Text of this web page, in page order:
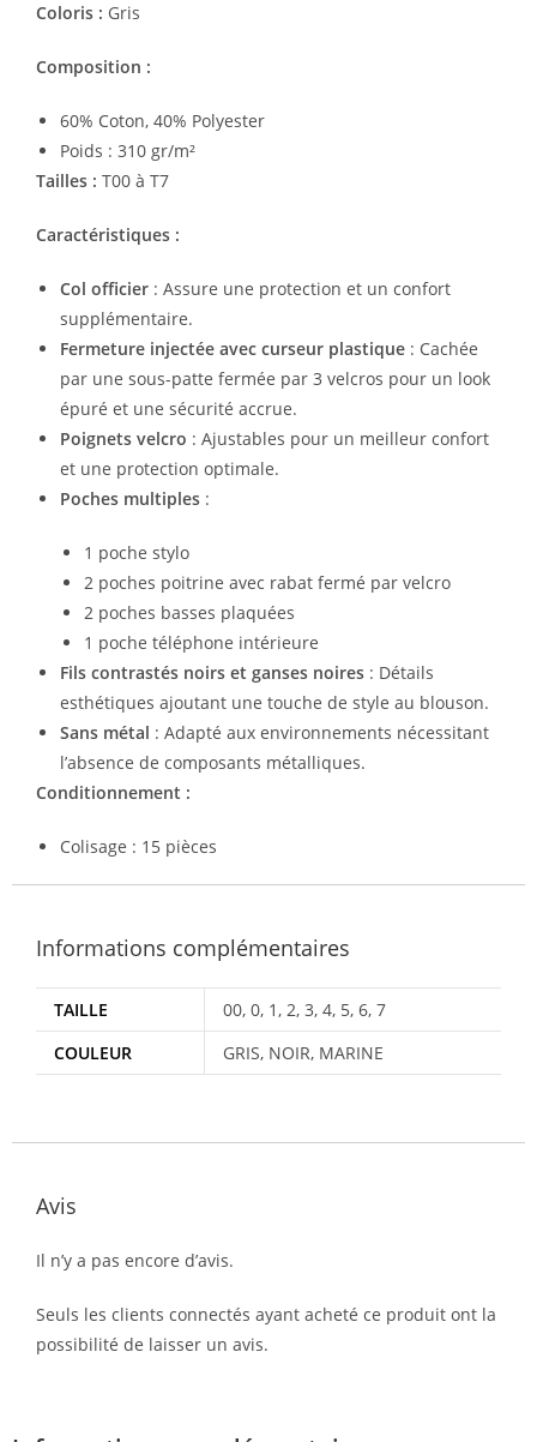
Coloris : Gris
Composition :
60% Coton, 40% Polyester
Poids : 310 gr/m²
Tailles : T00 à T7
Caractéristiques :
Col officier : Assure une protection et un confort
supplémentaire.
Fermeture injectée avec curseur plastique : Cachée
par une sous-patte fermée par 3 velcros pour un look
épuré et une sécurité accrue.
Poignets velcro : Ajustables pour un meilleur confort
et une protection optimale.
Poches multiples :
1 poche stylo
2 poches poitrine avec rabat fermé par velcro
2 poches basses plaquées
1 poche téléphone intérieure
Fils contrastés noirs et ganses noires : Détails
esthétiques ajoutant une touche de style au blouson.
Sans métal : Adapté aux environnements nécessitant
l’absence de composants métalliques.
Conditionnement :
Colisage : 15 pièces
Informations complémentaires
TAILLE
00, 0, 1, 2, 3, 4, 5, 6, 7
COULEUR
GRIS, NOIR, MARINE
Avis
Il n’y a pas encore d’avis.
Seuls les clients connectés ayant acheté ce produit ont la
possibilité de laisser un avis.